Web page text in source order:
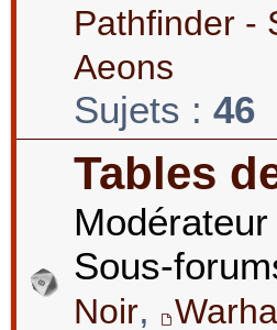
Pathfinder -
Aeons
Sujets : 46
Tables
Modérateur
Sous-
Noir,